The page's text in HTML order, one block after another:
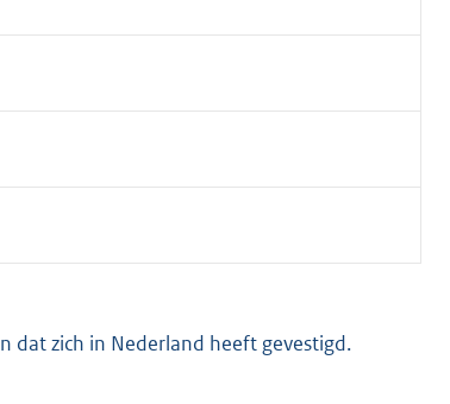
dat zich in Nederland heeft gevestigd.